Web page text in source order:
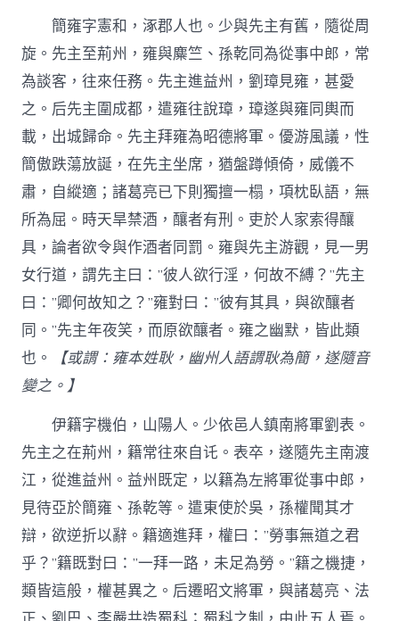
簡雍字憲和，涿郡人也。少與先主有舊，隨從周
旋。先主至荊州，雍與麋竺、孫乾同為從事中郎，常
為談客，往來任務。先主進益州，劉璋見雍，甚愛
之。后先主圍成都，遣雍往說璋，璋遂與雍同輿而
載，出城歸命。先主拜雍為昭德將軍。優游風議，性
簡傲跌蕩放誕，在先主坐席，猶盤蹲傾倚，威儀不
肅，自縱適；諸葛亮已下則獨擅一榻，項枕臥語，無
所為屈。時天旱禁酒，釀者有刑。吏於人家索得釀
具，論者欲令與作酒者同罰。雍與先主游觀，見一男
女行道，謂先主曰：”彼人欲行淫，何故不縛？”先主
曰：”卿何故知之？”雍對曰：”彼有其具，與欲釀者
同。”先主年夜笑，而原欲釀者。雍之幽默，皆此類
也。
【或謂：雍本姓耿，幽州人語謂耿為簡，遂隨音
變之。】
伊籍字機伯，山陽人。少依邑人鎮南將軍劉表。
先主之在荊州，籍常往來自讬。表卒，遂隨先主南渡
江，從進益州。益州既定，以籍為左將軍從事中郎，
見待亞於簡雍、孫乾等。遣東使於吳，孫權聞其才
辯，欲逆折以辭。籍適進拜，權曰：”勞事無道之君
乎？”籍既對曰：”一拜一路，未足為勞。”籍之機捷，
類皆這般，權甚異之。后遷昭文將軍，與諸葛亮、法